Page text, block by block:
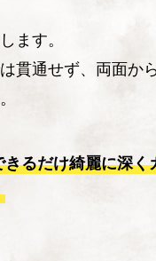
ます。
貫通せず、両面か
るだけ綺麗に深く